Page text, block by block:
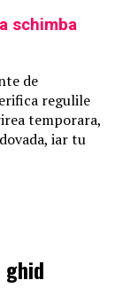
schimba
de
regulile
temporara,
iar tu
ghid